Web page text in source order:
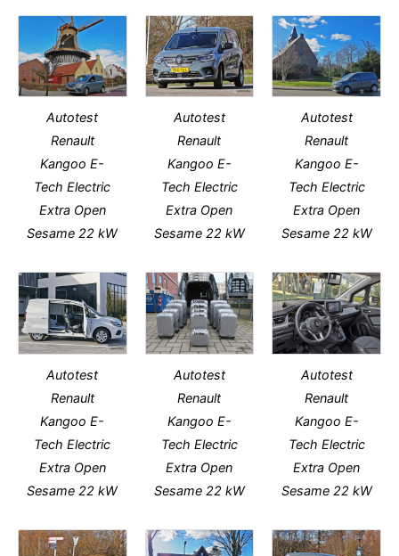
Autotest
Renault
Kangoo E-
Tech Electric
Extra Open
Sesame 22 kW
Autotest
Renault
Kangoo E-
Tech Electric
Extra Open
Sesame 22 kW
Autotest
Renault
Kangoo E-
Tech Electric
Extra Open
Sesame 22 kW
Autotest
Renault
Kangoo E-
Tech Electric
Extra Open
Sesame 22 kW
Autotest
Renault
Kangoo E-
Tech Electric
Extra Open
Sesame 22 kW
Autotest
Renault
Kangoo E-
Tech Electric
Extra Open
Sesame 22 kW